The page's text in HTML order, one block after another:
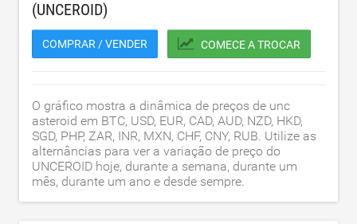
(UNCEROID)
COMPRAR / VENDER COMECE A TROCAR
O gráfico mostra a dinâmica de preços de unc
asteroid em BTC, USD, EUR, CAD, AUD, NZD, HKD,
SGD, PHP, ZAR, INR, MXN, CHF, CNY, RUB. Utilize as
alternâncias para ver a variação de preço do
UNCEROID hoje, durante a semana, durante um
mês, durante um ano e desde sempre.